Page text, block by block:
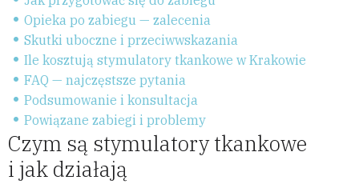
Opieka po zabiegu — zalecenia
Skutki uboczne i przeciwwskazania
Ile kosztują stymulatory tkankowe w Krakowie
FAQ — najczęstsze pytania
Podsumowanie i konsultacja
Powiązane zabiegi i problemy
Czym są stymulatory tkankowe
i jak działają